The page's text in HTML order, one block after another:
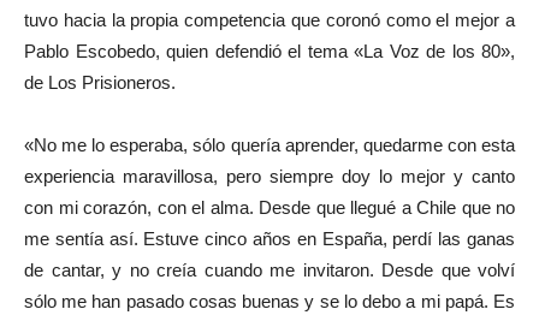
tuvo hacia la propia competencia que coronó como el mejor a
Pablo Escobedo, quien defendió el tema «La Voz de los 80»,
de Los Prisioneros.
«No me lo esperaba, sólo quería aprender, quedarme con esta
experiencia maravillosa, pero siempre doy lo mejor y canto
con mi corazón, con el alma. Desde que llegué a Chile que no
me sentía así. Estuve cinco años en España, perdí las ganas
de cantar, y no creía cuando me invitaron. Desde que volví
sólo me han pasado cosas buenas y se lo debo a mi papá. Es